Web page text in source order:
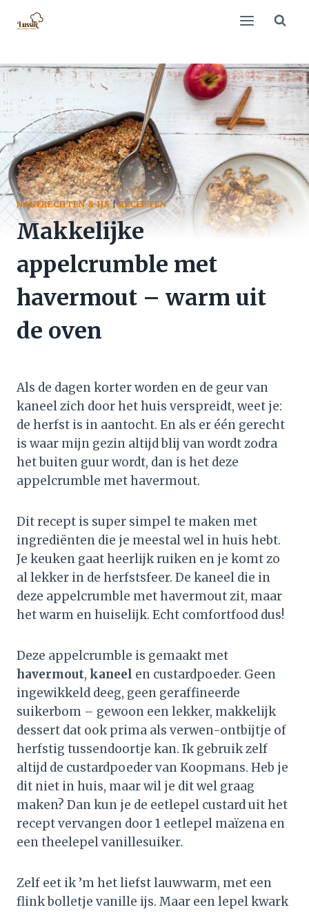
naar
NAGERECHTEN & IJS|RECEPTEN
Makkelijke
appelcrumble met
havermout – warm uit
de oven
Als de dagen korter worden en de geur van
kaneel zich door het huis verspreidt, weet je:
de herfst is in aantocht. En als er één gerecht
is waar mijn gezin altijd blij van wordt zodra
het buiten guur wordt, dan is het deze
appelcrumble met havermout.
Dit recept is super simpel te maken met
ingrediënten die je meestal wel in huis hebt.
Je keuken gaat heerlijk ruiken en je komt zo
al lekker in de herfstsfeer. De kaneel die in
deze appelcrumble met havermout zit, maar
het warm en huiselijk. Echt comfortfood dus!
Deze appelcrumble is gemaakt met
havermout, kaneel en custardpoeder. Geen
ingewikkeld deeg, geen geraffineerde
suikerbom – gewoon een lekker, makkelijk
dessert dat ook prima als verwen-ontbijtje of
herfstig tussendoortje kan. Ik gebruik zelf
altijd de custardpoeder van Koopmans. Heb je
dit niet in huis, maar wil je dit wel graag
maken? Dan kun je de eetlepel custard uit het
recept vervangen door 1 eetlepel maïzena en
een theelepel vanillesuiker.
Zelf eet ik ’m het liefst lauwwarm, met een
flink bolletje vanille ijs. Maar een lepel kwark